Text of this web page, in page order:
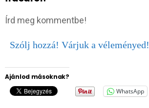
Írd meg kommentbe!
Szólj hozzá! Várjuk a véleményed!
Ajánlod másoknak?
WhatsApp